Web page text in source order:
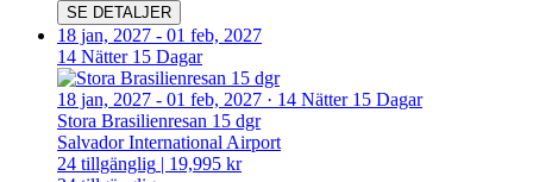
SE DETALJER
18 jan, 2027 - 01 feb, 2027
14 Nätter 15 Dagar
18 jan, 2027 - 01 feb, 2027 · 14 Nätter 15 Dagar
Stora Brasilienresan 15 dgr
Salvador International Airport
24 tillgänglig | 19,995 kr